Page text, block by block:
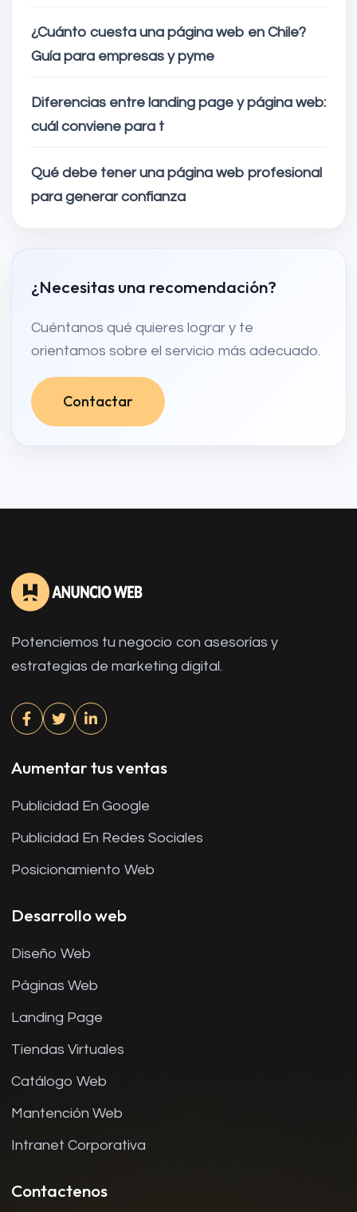
¿Cuánto cuesta una página web en Chile?
Guía para empresas y pyme
Diferencias entre landing page y página web:
cuál conviene para t
Qué debe tener una página web profesional
para generar confianza
¿Necesitas una recomendación?
Cuéntanos qué quieres lograr y te
orientamos sobre el servicio más adecuado.
Contactar
Potenciemos tu negocio con asesorías y
estrategias de marketing digital.
Aumentar tus ventas
Publicidad En Google
Publicidad En Redes Sociales
Posicionamiento Web
Desarrollo web
Diseño Web
Páginas Web
Landing Page
Tiendas Virtuales
Catálogo Web
Mantención Web
Intranet Corporativa
Contactenos